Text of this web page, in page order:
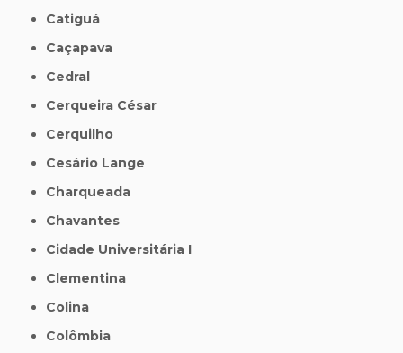
Catiguá
Caçapava
Cedral
Cerqueira César
Cerquilho
Cesário Lange
Charqueada
Chavantes
Cidade Universitária I
Clementina
Colina
Colômbia